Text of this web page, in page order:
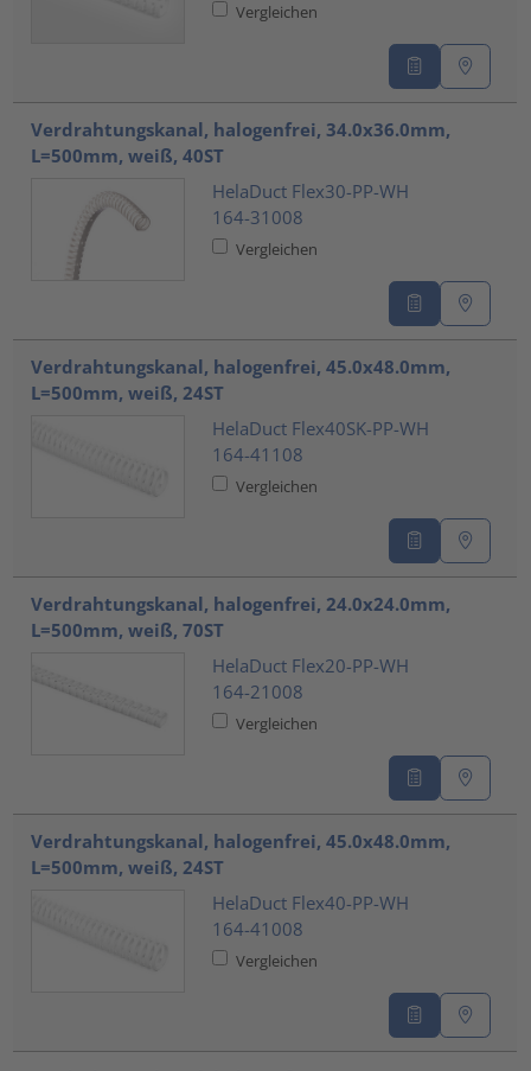
Vergleichen
Verdrahtungskanal, halogenfrei, 34.0x36.0mm,
L=500mm, weiß, 40ST
HelaDuct Flex30-PP-WH
164-31008
Vergleichen
Verdrahtungskanal, halogenfrei, 45.0x48.0mm,
L=500mm, weiß, 24ST
HelaDuct Flex40SK-PP-WH
164-41108
Vergleichen
Verdrahtungskanal, halogenfrei, 24.0x24.0mm,
L=500mm, weiß, 70ST
HelaDuct Flex20-PP-WH
164-21008
Vergleichen
Verdrahtungskanal, halogenfrei, 45.0x48.0mm,
L=500mm, weiß, 24ST
HelaDuct Flex40-PP-WH
164-41008
Vergleichen